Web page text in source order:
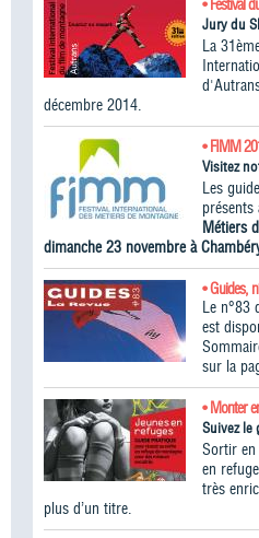
Jury du
La
décembre 2014.
• FIMM
Visitez
Les
présents
Métiers
dimanche 23 novembre à
• Guides,
Le n°83
est
sur la
• Monter
Suivez
Sortir
en
très
plus d’un titre.